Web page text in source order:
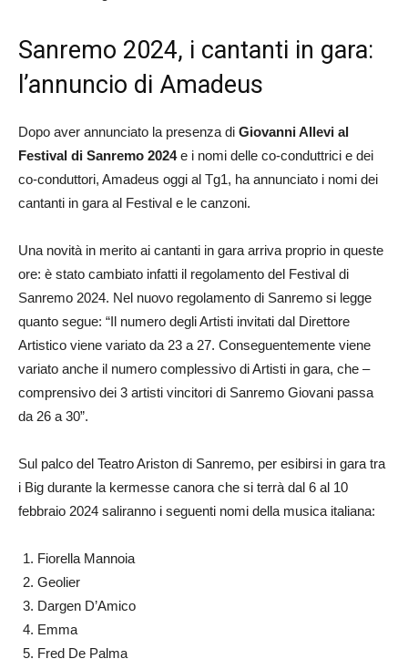
Sanremo 2024, i cantanti in gara:
l’annuncio di Amadeus
Dopo aver annunciato la presenza di Giovanni Allevi al
Festival di Sanremo 2024e i nomi delle co-conduttrici e dei
co-conduttori, Amadeus oggi al Tg1, ha annunciato i nomi dei
cantanti in gara al Festival e le canzoni.
Una novità in merito ai cantanti in gara arriva proprio in queste
ore: è stato cambiato infatti il regolamento del Festival di
Sanremo 2024. Nel nuovo regolamento di Sanremo si legge
quanto segue: “Il numero degli Artisti invitati dal Direttore
Artistico viene variato da 23 a 27. Conseguentemente viene
variato anche il numero complessivo di Artisti in gara, che –
comprensivo dei 3 artisti vincitori di Sanremo Giovani passa
da 26 a 30”.
Sul palco del Teatro Ariston di Sanremo, per esibirsi in gara tra
i Big durante la kermesse canora che si terrà dal 6 al 10
febbraio 2024 saliranno i seguenti nomi della musica italiana:
Fiorella Mannoia
Geolier
Dargen D’Amico
Emma
Fred De Palma